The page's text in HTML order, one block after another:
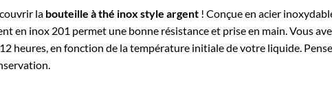
la bouteille à thé inox style argent ! Conçue en acier
en inox 201 permet une bonne résistance et prise en main. Vous
heures, en fonction de la température initiale de votre liquide.